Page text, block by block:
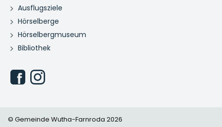
Ausflugsziele
Hörselberge
Hörselbergmuseum
Bibliothek
© Gemeinde Wutha-Farnroda 2026